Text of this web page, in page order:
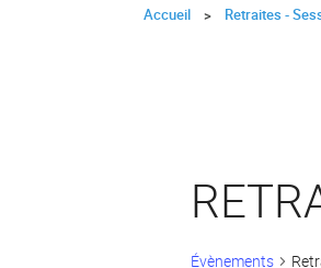
Accueil Retraites -
Évènements